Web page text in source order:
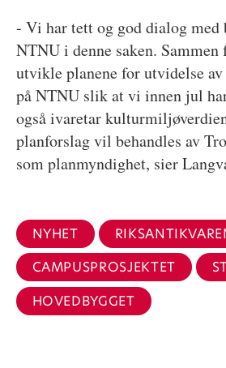
- Vi har tett og god dialog med
NTNU i denne saken.
utvikle planene for utvidelse av
på NTNU slik at vi innen jul
også ivaretar
planforslag vil behandles av
som planmyndighet, sier
NYHET
CAMPUSPROSJEKTET
HOVEDBYGGET